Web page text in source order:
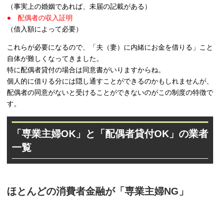
（事実上の婚姻であれば、未届の記載がある）
● 配偶者の収入証明
（借入額によって必要）
これらが必要になるので、「夫（妻）に内緒にお金を借りる」こと
自体が難しくなってきました。
特に配偶者貸付の場合は同意書がいりますからね。
個人的に借りる分には隠し通すことができるのかもしれませんが、
配偶者の同意がないと受けることができないのがこの制度の特徴で
す。
「専業主婦OK」と「配偶者貸付OK」の業者
一覧
ほとんどの消費者金融が「専業主婦NG」